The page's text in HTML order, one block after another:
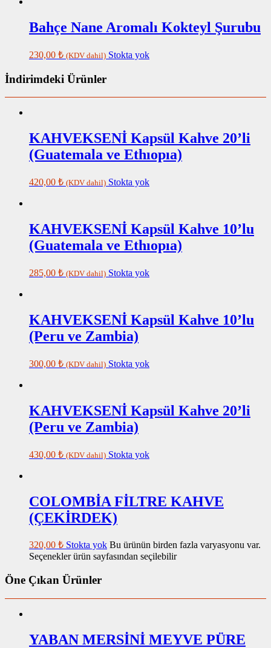
Bahçe Nane Aromalı Kokteyl Şurubu
230,00 ₺ (KDV dahil) Stokta yok
İndirimdeki Ürünler
KAHVEKSENİ Kapsül Kahve 20’li
(Guatemala ve Ethıopıa)
420,00 ₺ (KDV dahil) Stokta yok
KAHVEKSENİ Kapsül Kahve 10’lu
(Guatemala ve Ethıopıa)
285,00 ₺ (KDV dahil) Stokta yok
KAHVEKSENİ Kapsül Kahve 10’lu
(Peru ve Zambia)
300,00 ₺ (KDV dahil) Stokta yok
KAHVEKSENİ Kapsül Kahve 20’li
(Peru ve Zambia)
430,00 ₺ (KDV dahil) Stokta yok
COLOMBİA FİLTRE KAHVE
(ÇEKİRDEK)
320,00 ₺ Stokta yok Bu ürünün birden fazla varyasyonu var.
Seçenekler ürün sayfasından seçilebilir
Öne Çıkan Ürünler
YABAN MERSİNİ MEYVE PÜRE